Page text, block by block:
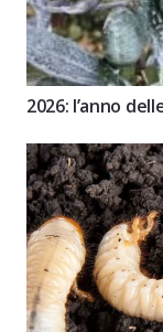
2026: l’anno